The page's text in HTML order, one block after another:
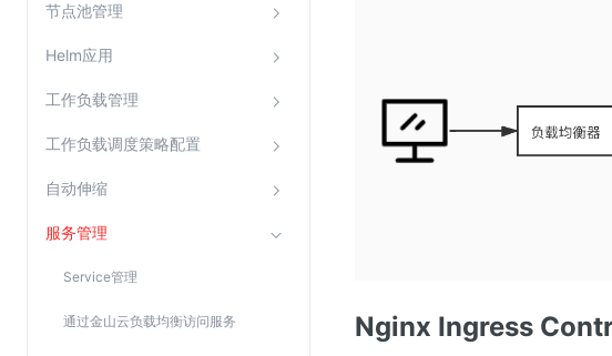
节点池管理
Helm应用
工作负载管理
工作负载调度策略配置
自动伸缩
服务管理
Service管理
通过金山云负载均衡访问服务
渗透测试
云堡垒机
高防IP(KAD)
Web应用防火墙(WAF)
密钥管理服务
SSL证书管理 Nginx Ingress